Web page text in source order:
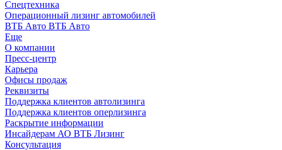
Спецтехника
Операционный лизинг автомобилей
ВТБ Авто ВТБ Авто
Еще
О компании
Пресс-центр
Карьера
Офисы продаж
Реквизиты
Поддержка клиентов автолизинга
Поддержка клиентов оперлизинга
Раскрытие информации
Инсайдерам АО ВТБ Лизинг
Консультация